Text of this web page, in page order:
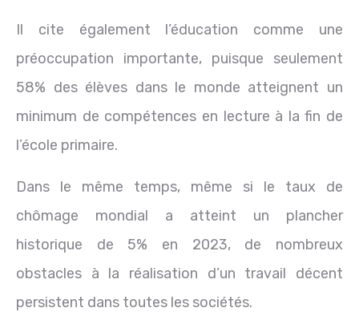
Il cite également l’éducation comme une
préoccupation importante, puisque seulement
58% des élèves dans le monde atteignent un
minimum de compétences en lecture à la fin de
l’école primaire.
Dans le même temps, même si le taux de
chômage mondial a atteint un plancher
historique de 5% en 2023, de nombreux
obstacles à la réalisation d’un travail décent
persistent dans toutes les sociétés.